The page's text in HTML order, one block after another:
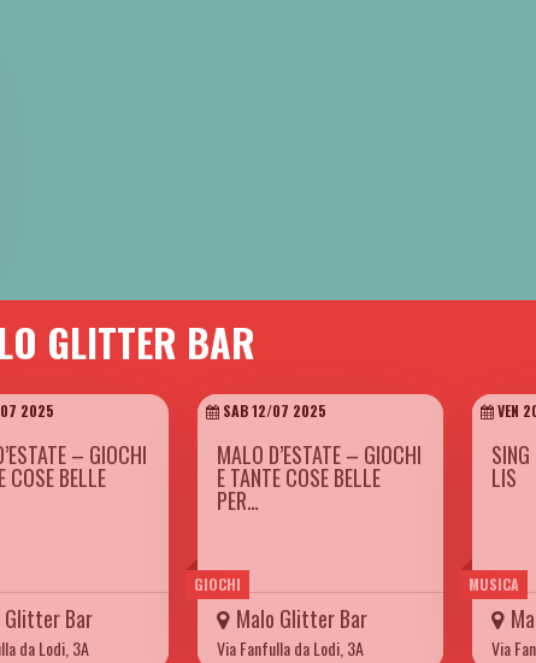
GLITTER BAR
2025
– GIOCHI
COSE BELLE
Glitter Bar
da Lodi, 3A
GIOCHI
SAB 12/07 2025
MALO D’ESTATE – GIOCHI
E TANTE COSE BELLE
PER…
Malo Glitter Bar
Via Fanfulla da Lodi, 3A
MUSICA
VEN
LIS
Via